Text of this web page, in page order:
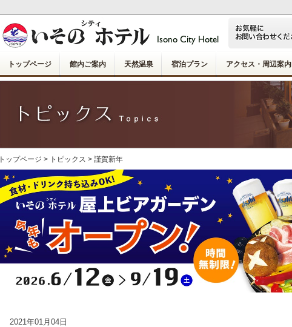
トップページ 館内ご案内 天然温泉 宿泊プラン アクセス・周辺案内
トップページ > トピックス > 謹賀新年
2021年01月04日